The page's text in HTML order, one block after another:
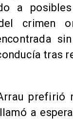
a
crimen
tras
prefirió
a